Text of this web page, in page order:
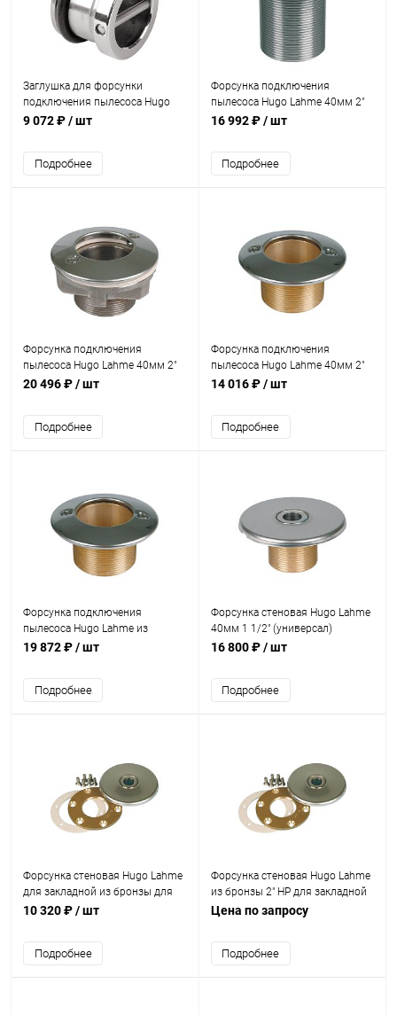
Заглушка для форсунки
подключения пылесоса Hugo
Lahme 40х5мм (3930020)
9 072 ₽/ шт
Подробнее
Форсунка подключения
пылесоса Hugo Lahme 40мм 2"
н/с (плитка) (3910020)
16 992 ₽/ шт
Подробнее
Форсунка подключения
пылесоса Hugo Lahme 40мм 2"
НР (универсал) (3945020)
20 496 ₽/ шт
Подробнее
Форсунка подключения
пылесоса Hugo Lahme 40мм 2"
панель А4 (плитка) (3915020)
14 016 ₽/ шт
Подробнее
Форсунка подключения
пылесоса Hugo Lahme из
бронзы 70мм 2" НР (плитка)
19 872 ₽/ шт
Подробнее
Форсунка стеновая Hugo Lahme
40мм 1 1/2" (универсал)
(морская вода) (3100421)
16 800 ₽/ шт
Подробнее
Форсунка стеновая Hugo Lahme
для закладной из бронзы для
форсунок 2" (универсал)
10 320 ₽/ шт
Подробнее
Форсунка стеновая Hugo Lahme
из бронзы 2" НР для закладной
арт. 3021050 (универсал)
Цена по запросу
Подробнее